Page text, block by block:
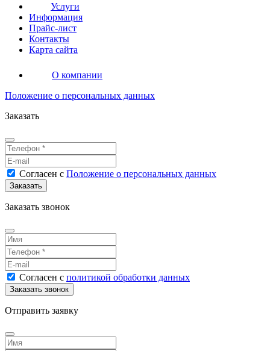
Услуги
Информация
Прайс-лист
Контакты
Карта сайта
О компании
Положение о персональных данных
Заказать
Согласен с Положение о персональных данных
Заказать звонок
Согласен с политикой обработки данных
Отправить заявку